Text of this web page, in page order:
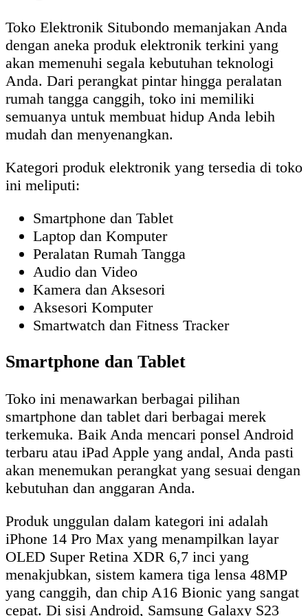
Toko Elektronik Situbondo memanjakan Anda
dengan aneka produk elektronik terkini yang
akan memenuhi segala kebutuhan teknologi
Anda. Dari perangkat pintar hingga peralatan
rumah tangga canggih, toko ini memiliki
semuanya untuk membuat hidup Anda lebih
mudah dan menyenangkan.
Kategori produk elektronik yang tersedia di toko
ini meliputi:
Smartphone dan Tablet
Laptop dan Komputer
Peralatan Rumah Tangga
Audio dan Video
Kamera dan Aksesori
Aksesori Komputer
Smartwatch dan Fitness Tracker
Smartphone dan Tablet
Toko ini menawarkan berbagai pilihan
smartphone dan tablet dari berbagai merek
terkemuka. Baik Anda mencari ponsel Android
terbaru atau iPad Apple yang andal, Anda pasti
akan menemukan perangkat yang sesuai dengan
kebutuhan dan anggaran Anda.
Produk unggulan dalam kategori ini adalah
iPhone 14 Pro Max yang menampilkan layar
OLED Super Retina XDR 6,7 inci yang
menakjubkan, sistem kamera tiga lensa 48MP
yang canggih, dan chip A16 Bionic yang sangat
cepat. Di sisi Android, Samsung Galaxy S23